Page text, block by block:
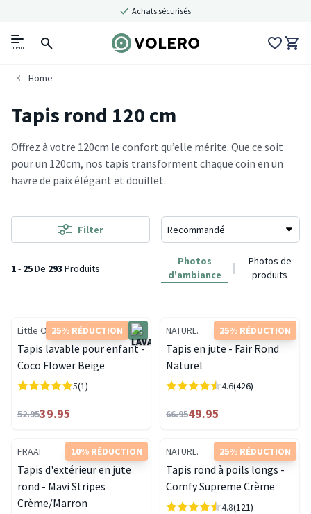
Achats sécurisés
menu
Home
Tapis rond 120 cm
Offrez à votre 120cm le confort qu’elle mérite. Que ce soit
pour un 120cm, nos tapis transforment chaque coin en un
havre de paix élégant et douillet.
1- 25De 293 Produits
Filter
Photos
d'ambiance
Photos de
produits
25% RÉDUCTION
Little Olly
Tapis lavable pour enfant -
Coco Flower Beige
5(1)
52.9539.95
25% RÉDUCTION
NATURL.
Tapis en jute - Fair Rond
Naturel
4.6(426)
66.9549.95
10% RÉDUCTION
FRAAI
Tapis d'extérieur en jute
rond - Mavi Stripes
Crème/Marron
25% RÉDUCTION
NATURL.
Tapis rond à poils longs -
Comfy Supreme Crème
4.8(121)